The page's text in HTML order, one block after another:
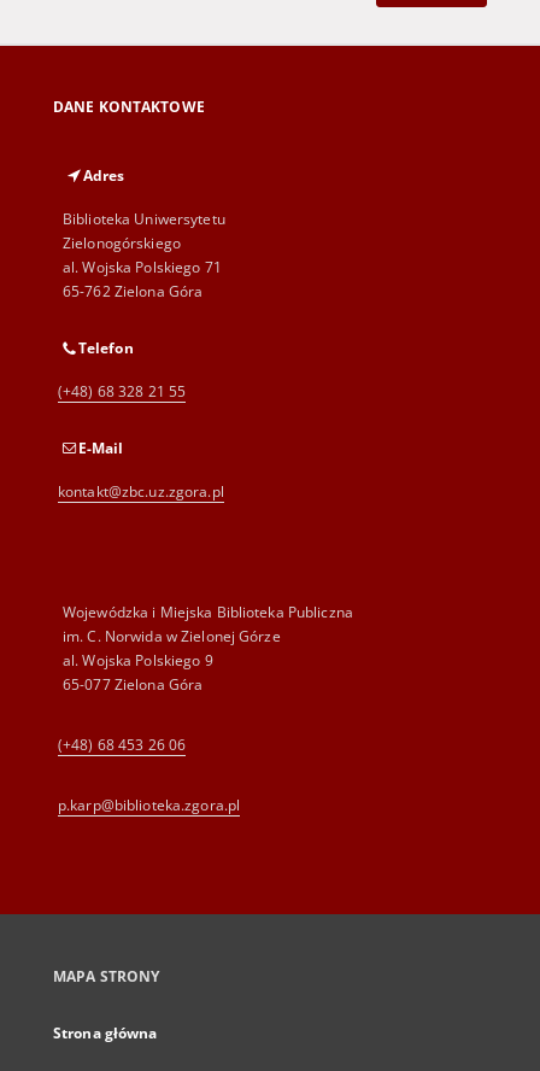
DANE KONTAKTOWE
Adres
Biblioteka Uniwersytetu
Zielonogórskiego
al. Wojska Polskiego 71
65-762 Zielona Góra
Telefon
(+48) 68 328 21 55
E-Mail
kontakt@zbc.uz.zgora.pl
Wojewódzka i Miejska Biblioteka Publiczna
im. C. Norwida w Zielonej Górze
al. Wojska Polskiego 9
65-077 Zielona Góra
(+48) 68 453 26 06
p.karp@biblioteka.zgora.pl
MAPA STRONY
Strona główna